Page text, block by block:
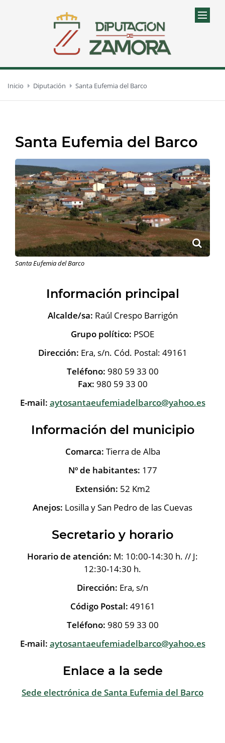
Inicio Diputación Santa Eufemia del Barco
Santa Eufemia del Barco
Santa Eufemia del Barco
Información principal
Alcalde/sa: Raúl Crespo Barrigón
Grupo político: PSOE
Dirección: Era, s/n. Cód. Postal: 49161
Teléfono: 980 59 33 00
Fax: 980 59 33 00
E-mail: aytosantaeufemiadelbarco@yahoo.es
Información del municipio
Comarca: Tierra de Alba
Nº de habitantes: 177
Extensión: 52 Km2
Anejos: Losilla y San Pedro de las Cuevas
Secretario y horario
Horario de atención: M: 10:00-14:30 h. // J:
12:30-14:30 h.
Dirección: Era, s/n
Código Postal: 49161
Teléfono: 980 59 33 00
E-mail: aytosantaeufemiadelbarco@yahoo.es
Enlace a la sede
Sede electrónica de Santa Eufemia del Barco